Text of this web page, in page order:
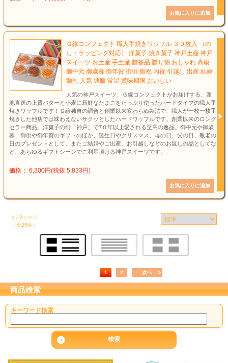
Ｇ線コンフェクト 職人手焼きワッフル ３０枚入 （の
し・ラッピング対応） 洋菓子 焼き菓子 神戸土産 神戸
スイーツ お土産 手土産 贈答品 贈り物 おしゃれ 高級
御中元 御歳暮 御年賀 御供 御祝 内祝 引越し 出産 結婚
御礼 人気 通販 常温 賞味期限 おいしい
人気の神戸スイーツ、Ｇ線コンフェクトがお届けする、産
地直送の上質バターと小麦に新鮮なたまごをたっぷり使ったハードタイプの職人手
焼きワッフルです！Ｇ線独自の調合と創業以来変わらぬ製法で、職人が一枚一枚手
焼きした他店では味わえないサクッとしたハードワッフルです。創業以来のロング
セラー商品。洋菓子の街「神戸」で7０年以上愛される至高の逸品。御中元や御歳
暮、御供や御年賀のギフトのほか、誕生日やクリスマス、母の日、父の日、敬老の
日のプレゼントとして、またご結婚やご出産、お引越しなどのお返しの品としてな
ど、あらゆるギフトシーンでご利用頂ける神戸スイーツです。
価格： 6,300円(税抜 5,833円)
1 / 2ページ
（全25件）
1 2 次へ
商品検索
キーワード検索